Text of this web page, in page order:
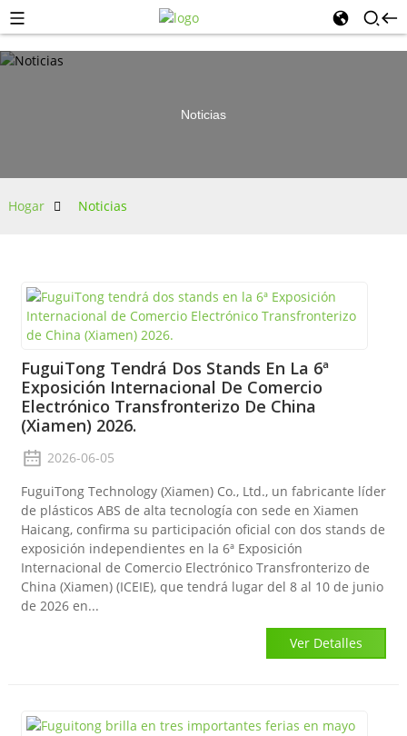
Noticias
Hogar Noticias
FuguiTong Tendrá Dos Stands En La 6ª
Exposición Internacional De Comercio
Electrónico Transfronterizo De China
(Xiamen) 2026.
2026-06-05
FuguiTong Technology (Xiamen) Co., Ltd., un fabricante líder
de plásticos ABS de alta tecnología con sede en Xiamen
Haicang, confirma su participación oficial con dos stands de
exposición independientes en la 6ª Exposición
Internacional de Comercio Electrónico Transfronterizo de
China (Xiamen) (ICEIE), que tendrá lugar del 8 al 10 de junio
de 2026 en...
Ver Detalles